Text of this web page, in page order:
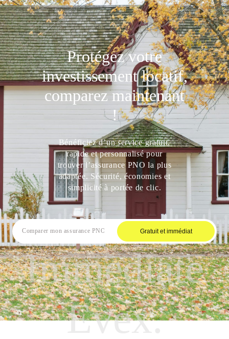
Protégez votre
investissement locatif,
comparez maintenant
!
Bénéficiez d’un service gratuit,
rapide et personnalisé pour
trouver l’assurance PNO la plus
adaptée. Sécurité, économies et
simplicité à portée de clic.
Gratuit et immédiat
Immediate
Evex.